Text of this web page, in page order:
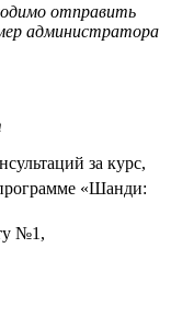
отправить
администратора
за курс,
«Шанди:
№1,